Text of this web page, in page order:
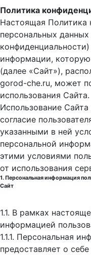
Политика
Настоящая Политика
персональных
информации,
(далее «Сайт»),
gorod-che.ru, может
использования Cайта.
Использование Сайта
согласие
указанными в ней
персональной
этими условиями
от использования
1. Персональная информация
Сайт
1.1. В рамках
информацией
1.1.1. Персональная
предоставляет о